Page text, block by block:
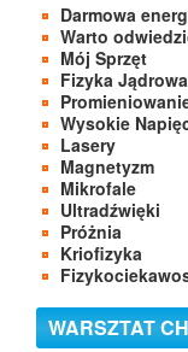
Darmowa
Warto
Mój Sprzęt
Fizyka Jądrowa
Wysokie
Lasery
Magnetyzm
Mikrofale
Ultradźwięki
Próżnia
Kriofizyka
WARSZTAT